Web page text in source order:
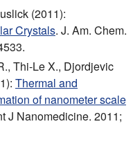
(2011):
Crystals. J. Am. Chem.
Thi-Le X., Djordjevic
Thermal and
of nanometer scale
J Nanomedicine. 2011;